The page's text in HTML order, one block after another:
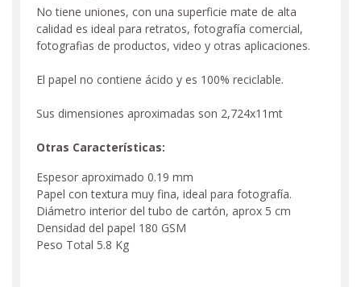
No tiene uniones, con una superficie mate de alta
calidad es ideal para retratos, fotografía comercial,
fotografias de productos, video y otras aplicaciones.
El papel no contiene ácido y es 100% reciclable.
Sus dimensiones aproximadas son 2,724x11mt
Otras Características:
Espesor aproximado 0.19 mm
Papel con textura muy fina, ideal para fotografía.
Diámetro interior del tubo de cartón, aprox 5 cm
Densidad del papel 180 GSM
Peso Total 5.8 Kg